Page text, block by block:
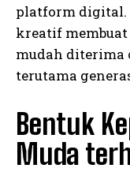
platform digital.
kreatif
mudah diterima
terutama
Bentuk
Muda